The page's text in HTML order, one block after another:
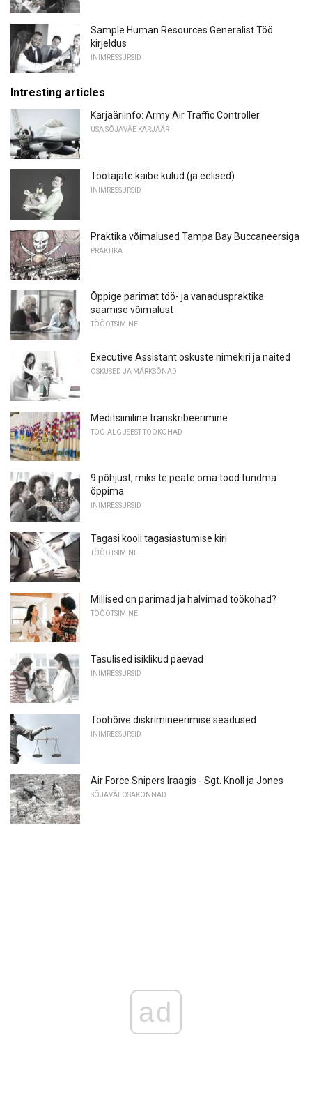
Sample Human Resources Generalist Töö
kirjeldus
INIMRESSURSID
Intresting articles
Karjääriinfo: Army Air Traffic Controller
USA SÕJAVÄE KARJÄÄR
Töötajate käibe kulud (ja eelised)
INIMRESSURSID
Praktika võimalused Tampa Bay Buccaneersiga
PRAKTIKA
Õppige parimat töö- ja vanaduspraktika
saamise võimalust
TÖÖOTSIMINE
Executive Assistant oskuste nimekiri ja näited
OSKUSED JA MÄRKSÕNAD
Meditsiiniline transkribeerimine
TÖÖ-ALGUSEST-TÖÖKOHAD
9 põhjust, miks te peate oma tööd tundma
õppima
INIMRESSURSID
Tagasi kooli tagasiastumise kiri
TÖÖOTSIMINE
Millised on parimad ja halvimad töökohad?
TÖÖOTSIMINE
Tasulised isiklikud päevad
INIMRESSURSID
Tööhõive diskrimineerimise seadused
INIMRESSURSID
Air Force Snipers Iraagis - Sgt. Knoll ja Jones
SÕJAVÄEOSAKONNAD
ad